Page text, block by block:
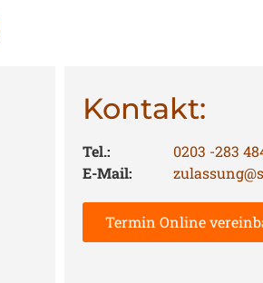
Kontakt:
Tel.:
0203 -283
E-Mail:
Termin Online